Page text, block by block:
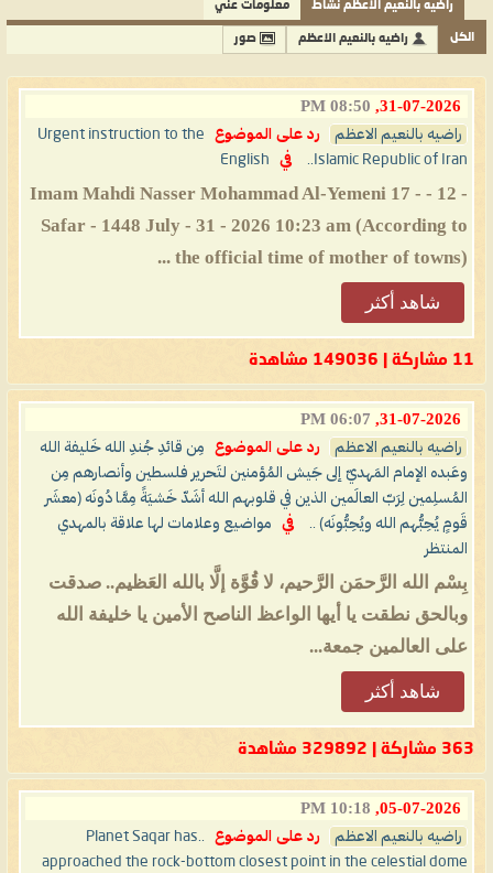
راضيه بالنعيم الاعظم نشاط معلومات عني
الكل راضيه بالنعيم الاعظم صور
31-07-2026,
08:50 PM
راضيه بالنعيم الاعظم رد على الموضوع
Urgent instruction to the
Islamic Republic of Iran..
في English
- 12 - Imam Mahdi Nasser Mohammad Al-Yemeni 17 -
Safar - 1448 July - 31 - 2026 10:23 am (According to
the official time of mother of towns) ...
شاهد أكثر
11 مشاركة | 149036 مشاهدة
31-07-2026,
06:07 PM
راضيه بالنعيم الاعظم رد على الموضوع
مِن قائدِ جُندِ الله خَليفة الله
وعَبده الإمام المَهديّ إلى جَيش المُؤمنين لتَحرير فلسطين وأنصارهم مِن
المُسلِمين لِرَبّ العالَمين الذين في قلوبهم الله أشَدّ خَشيَةً مِمَّا دُونَه (معشَر
قَومٍ يُحِبُّهم الله ويُحِبُّونَه) ..
في
مواضيع وعلامات لها علاقة بالمهدي
المنتظر
بِسْم الله الرَّحمَن الرَّحيم، لا قُوَّة إلَّا بالله العَظيم.. صدقت
وبالحق نطقت يا أيها الواعظ الناصح الأمين يا خليفة الله
على العالمين جمعة...
شاهد أكثر
363 مشاركة | 329892 مشاهدة
05-07-2026,
10:18 PM
راضيه بالنعيم الاعظم رد على الموضوع
..Planet Saqar has
approached the rock-bottom closest point in the celestial dome